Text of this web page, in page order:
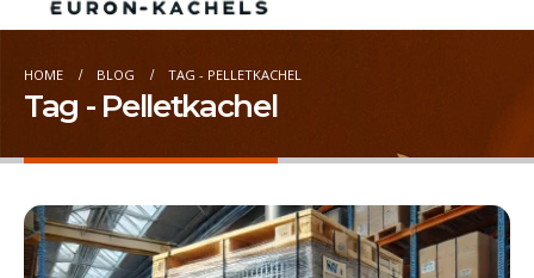
HOME BLOG TAG - PELLETKACHEL
Tag - Pelletkachel